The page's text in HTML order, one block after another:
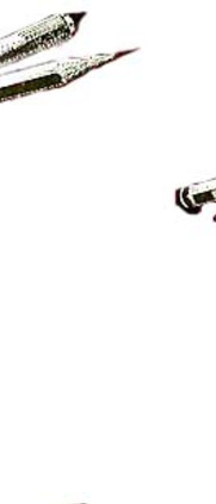
elsarbres